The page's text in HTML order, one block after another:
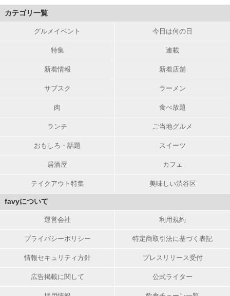
カテゴリ一覧
グルメイベント 今日は何の日
特集 連載
新着情報 新着店舗
サブスク ラーメン
肉 食べ放題
ランチ ご当地グルメ
おもしろ・話題 スイーツ
居酒屋 カフェ
テイクアウト特集 美味しい渋谷区
favyについて
運営会社 利用規約
プライバシーポリシー 特定商取引法に基づく表記
情報セキュリティ方針 プレスリリース受付
広告掲載に関して 公式ライター